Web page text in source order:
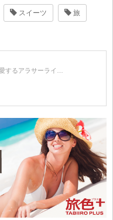
スイーツ 旅
するアラサーライ…